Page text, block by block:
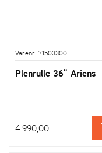
Varenr: 71503300
Plenrulle 36" Ariens
4.990,00